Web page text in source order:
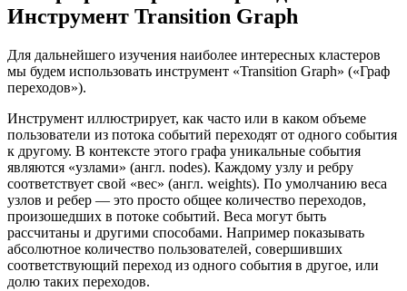
Инструмент Transition Graph
Для дальнейшего изучения наиболее интересных кластеров
мы будем использовать инструмент «Transition Graph» («Граф
переходов»).
Инструмент иллюстрирует, как часто или в каком объеме
пользователи из потока событий переходят от одного события
к другому. В контексте этого графа уникальные события
являются «узлами» (англ. nodes). Каждому узлу и ребру
соответствует свой «вес» (англ. weights). По умолчанию веса
узлов и ребер — это просто общее количество переходов,
произошедших в потоке событий. Веса могут быть
рассчитаны и другими способами. Например показывать
абсолютное количество пользователей, совершивших
соответствующий переход из одного события в другое, или
долю таких переходов.